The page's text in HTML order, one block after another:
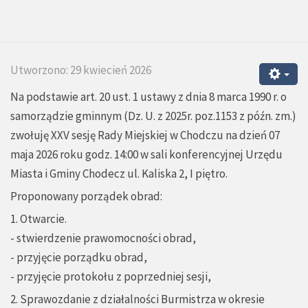
Utworzono: 29 kwiecień 2026
Na podstawie art. 20 ust. 1 ustawy z dnia 8 marca 1990 r. o
samorządzie gminnym (Dz. U. z 2025r. poz.1153 z późn. zm.)
zwołuję XXV sesję Rady Miejskiej w Chodczu na dzień 07
maja 2026 roku godz. 14:00 w sali konferencyjnej Urzędu
Miasta i Gminy Chodecz ul. Kaliska 2, I piętro.
Proponowany porządek obrad:
1. Otwarcie.
- stwierdzenie prawomocności obrad,
- przyjęcie porządku obrad,
- przyjęcie protokołu z poprzedniej sesji,
2. Sprawozdanie z działalności Burmistrza w okresie